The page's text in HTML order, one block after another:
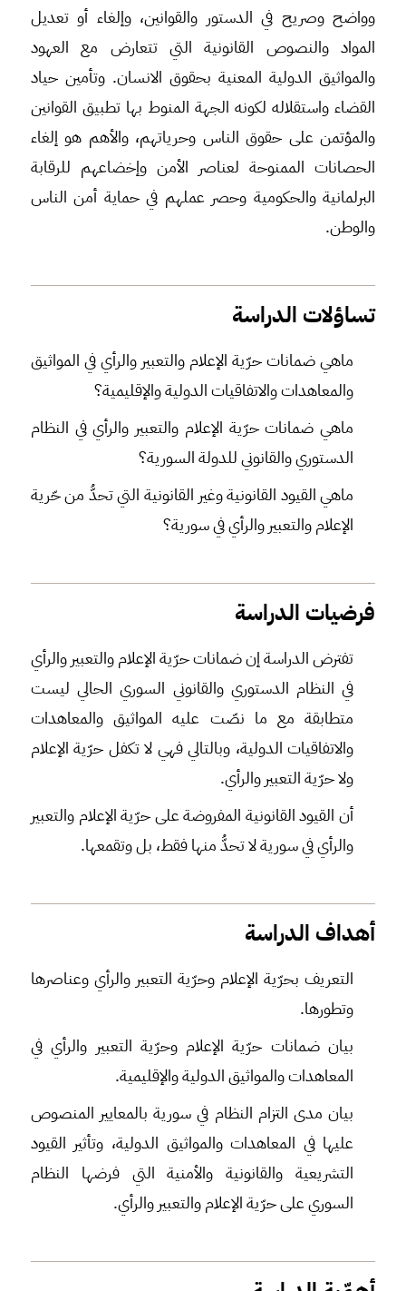
وواضح وصريح في الدستور والقوانين، وإلغاء أو تعديل
المواد والنصوص القانونية التي تتعارض مع العهود
والمواثيق الدولية المعنية بحقوق الانسان. وتأمين حياد
القضاء واستقلاله لكونه الجهة المنوط بها تطبيق القوانين
والمؤتمن على حقوق الناس وحرياتهم، والأهم هو إلغاء
الحصانات الممنوحة لعناصر الأمن وإخضاعهم للرقابة
البرلمانية والحكومية وحصر عملهم في حماية أمن الناس
والوطن.
تساؤلات الدراسة
ماهي ضمانات حرّية الإعلام والتعبير والرأي في المواثيق
والمعاهدات والاتفاقيات الدولية والإقليمية؟
ماهي ضمانات حرّية الإعلام والتعبير والرأي في النظام
الدستوري والقانوني للدولة السورية؟
ماهي القيود القانونية وغير القانونية التي تحدُّ من حّرية
الإعلام والتعبير والرأي في سورية؟
فرضيات الدراسة
تفترض الدراسة إن ضمانات حرّية الإعلام والتعبير والرأي
في النظام الدستوري والقانوني السوري الحالي ليست
متطابقة مع ما نصّت عليه المواثيق والمعاهدات
والاتفاقيات الدولية، وبالتالي فهي لا تكفل حرّية الإعلام
ولا حرّية التعبير والرأي.
أن القيود القانونية المفروضة على حرّية الإعلام والتعبير
والرأي في سورية لا تحدُّ منها فقط، بل وتقمعها.
أهداف الدراسة
التعريف بحرّية الإعلام وحرّية التعبير والرأي وعناصرها
وتطورها.
بيان ضمانات حرّية الإعلام وحرّية التعبير والرأي في
المعاهدات والمواثيق الدولية والإقليمية.
بيان مدى التزام النظام في سورية بالمعايير المنصوص
عليها في المعاهدات والمواثيق الدولية، وتأثير القيود
التشريعية والقانونية والأمنية التي فرضها النظام
السوري على حرّية الإعلام والتعبير والرأي.